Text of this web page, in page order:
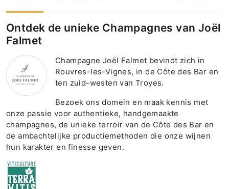
Ontdek de unieke Champagnes van Joël
Falmet
Champagne Joël Falmet bevindt zich in
Rouvres-les-Vignes, in de Côte des Bar en
ten zuid-westen van Troyes.
Bezoek ons domein en maak kennis met
onze passie voor authentieke, handgemaakte
champagnes, de unieke terroir van de Côte des Bar en
de ambachtelijke productiemethoden die onze wijnen
hun karakter en finesse geven.